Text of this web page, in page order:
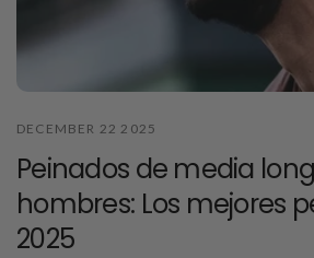
DECEMBER 22 2025
Peinados de media
hombres: Los mejores
2025